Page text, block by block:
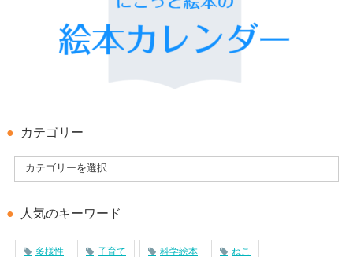
カテゴリー
人気のキーワード
多様性 子育て 科学絵本 ねこ